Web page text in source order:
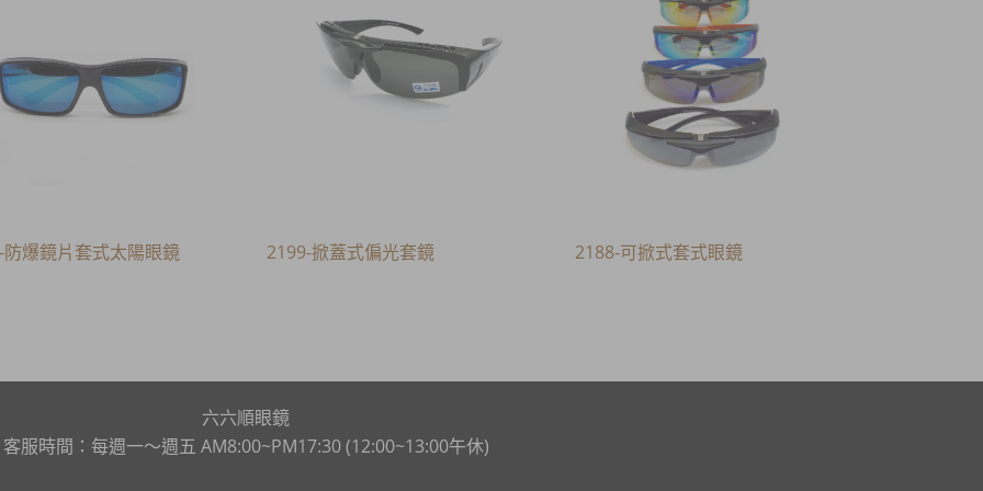
爆鏡片套式太陽眼鏡 2199-掀蓋式偏光套鏡 2188-可掀式套式眼鏡
六六順眼鏡
客服時間：每週一～週五 AM8:00~PM17:30 (12:00~13:00午休)